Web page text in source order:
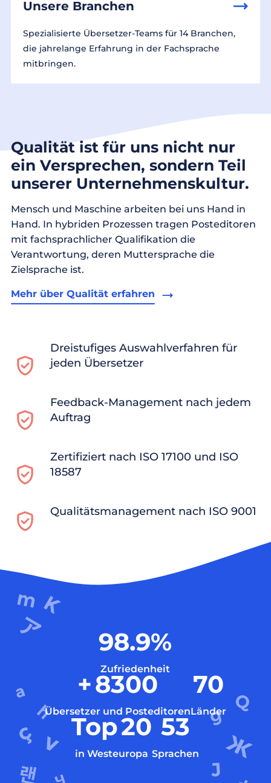
Unsere Branchen
Spezialisierte Übersetzer-Teams für 14 Branchen,
die jahrelange Erfahrung in der Fachsprache
mitbringen.
Qualität ist für uns nicht nur
ein Versprechen, sondern Teil
unserer Unternehmenskultur.
Mensch und Maschine arbeiten bei uns Hand in
Hand. In hybriden Prozessen tragen Posteditoren
mit fachsprachlicher Qualifikation die
Verantwortung, deren Muttersprache die
Zielsprache ist.
Mehr über Qualität erfahren
Dreistufiges Auswahlverfahren für
jeden Übersetzer
Feedback-Management nach jedem
Auftrag
Zertifiziert nach ISO 17100 und ISO
18587
Qualitätsmanagement nach ISO 9001
98.9%
Zufriedenheit
+8300
Übersetzer und Posteditoren
70
Länder
Top20
in Westeuropa
53
Sprachen